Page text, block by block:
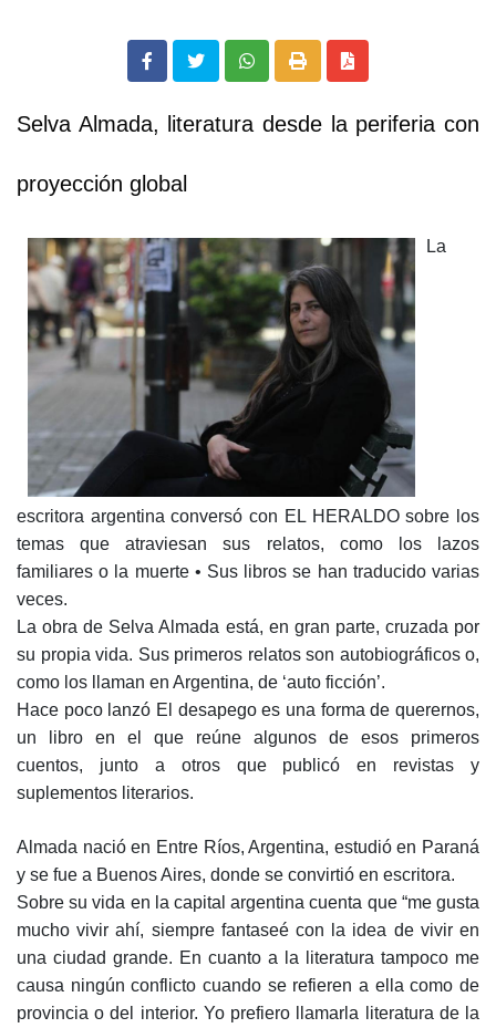
Selva Almada, literatura desde la periferia con
proyección global
La
escritora argentina conversó con EL HERALDO sobre los
temas que atraviesan sus relatos, como los lazos
familiares o la muerte • Sus libros se han traducido varias
veces.
La obra de Selva Almada está, en gran parte, cruzada por
su propia vida. Sus primeros relatos son autobiográficos o,
como los llaman en Argentina, de ‘auto ficción’.
Hace poco lanzó El desapego es una forma de querernos,
un libro en el que reúne algunos de esos primeros
cuentos, junto a otros que publicó en revistas y
suplementos literarios.
Almada nació en Entre Ríos, Argentina, estudió en Paraná
y se fue a Buenos Aires, donde se convirtió en escritora.
Sobre su vida en la capital argentina cuenta que “me gusta
mucho vivir ahí, siempre fantaseé con la idea de vivir en
una ciudad grande. En cuanto a la literatura tampoco me
causa ningún conflicto cuando se refieren a ella como de
provincia o del interior. Yo prefiero llamarla literatura de la